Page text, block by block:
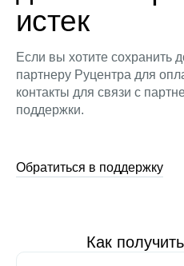
истек
Если вы хотите сохранить
партнеру Руцентра для
контакты для связи с
поддержки.
Обратиться в поддержку
Как